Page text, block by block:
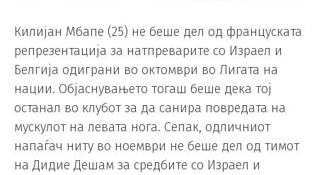
Килијан Мбапе (25) не беше дел од француската
репрезентација за натпреварите со Израел и
Белгија одиграни во октомври во Лигата на
нации. Објаснувањето тогаш беше дека тој
останал во клубот за да санира повредата на
мускулот на левата нога. Сепак, одличниот
напаѓач ниту во ноември не беше дел од тимот
на Дидие Дешам за средбите со Израел и